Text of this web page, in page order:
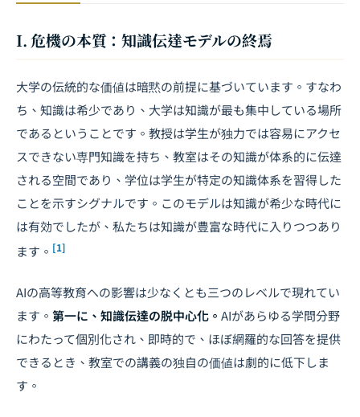
I. 危機の本質：知識伝達モデルの終焉
大学の伝統的な価値は暗黙の前提に基づいています。すなわ
ち、知識は希少であり、大学は知識が最も集中している場所
であるということです。教授は学生が独力では容易にアクセ
スできない専門知識を持ち、教室はその知識が体系的に伝達
される空間であり、学位は学生が特定の知識体系を習得した
ことを示すシグナルです。このモデルは知識が希少な時代に
は有効でしたが、私たちは知識が豊富な時代に入りつつあり
ます。 [1]
AIの高等教育への影響は少なくとも三つのレベルで現れてい
ます。 第一に、知識伝達の脱中心化。 AIがあらゆる学問分野
にわたって個別化され、即時的で、ほぼ網羅的な回答を提供
できるとき、教室での講義の独自の価値は劇的に低下しま
す。